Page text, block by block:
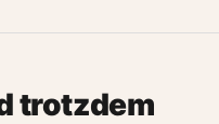
trotzdem